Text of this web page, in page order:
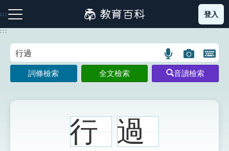
到
主
:::
注音索引圖示 筆畫索引圖示 部首索引表圖示
登入
:::
語
言
搜
圖
片
搜
開
鍵
圖
詞條檢索 全文檢索 音讀檢索
行 過